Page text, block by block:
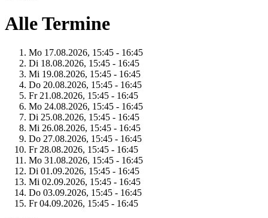
Alle Termine
Mo 17.08.2026, 15:45 - 16:45
Di 18.08.2026, 15:45 - 16:45
Mi 19.08.2026, 15:45 - 16:45
Do 20.08.2026, 15:45 - 16:45
Fr 21.08.2026, 15:45 - 16:45
Mo 24.08.2026, 15:45 - 16:45
Di 25.08.2026, 15:45 - 16:45
Mi 26.08.2026, 15:45 - 16:45
Do 27.08.2026, 15:45 - 16:45
Fr 28.08.2026, 15:45 - 16:45
Mo 31.08.2026, 15:45 - 16:45
Di 01.09.2026, 15:45 - 16:45
Mi 02.09.2026, 15:45 - 16:45
Do 03.09.2026, 15:45 - 16:45
Fr 04.09.2026, 15:45 - 16:45